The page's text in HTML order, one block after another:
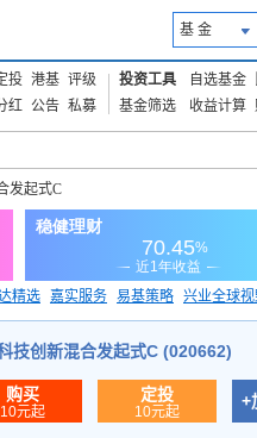
基 金
投 港基 评级
红 公告 私募
投资工具 自选基金
基金筛选
收益计算
发起式C
精选 嘉实服务 易基策略 兴业全球
技创新混合发起式C (020662)
购买
10元起
定投
10元起
+